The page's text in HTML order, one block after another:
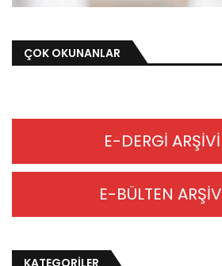
ÇOK OKUNANLAR
E-DERGİ
E-BÜLTEN
KATEGORİLER